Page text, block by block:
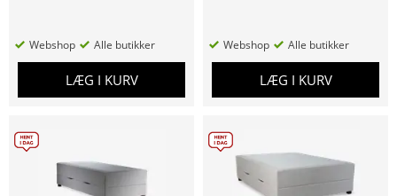
Webshop Alle butikker
LÆG I KURV
Webshop Alle butikker
LÆG I KURV